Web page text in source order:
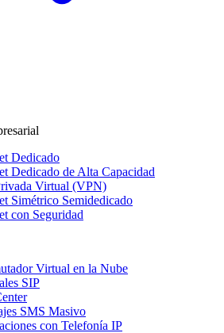
Dedicado
Dedicado de Alta Capacidad
Virtual (VPN)
Simétrico Semidedicado
con Seguridad
Virtual en la Nube
SIP
SMS Masivo
con Telefonía IP